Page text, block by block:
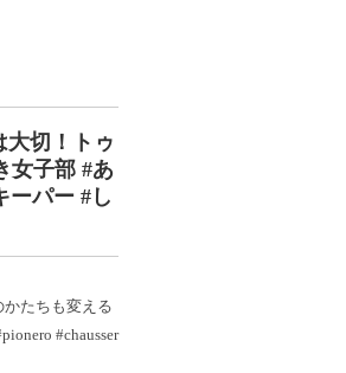
大切︎！トゥ
女子部 #あ
ーパー #し
たちも変える
#chausser